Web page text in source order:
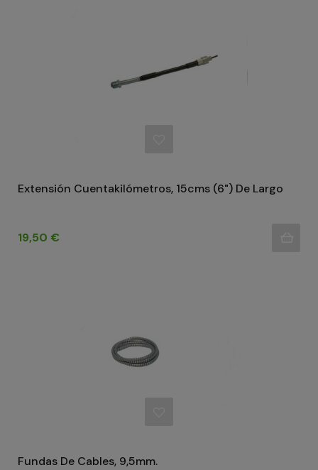
Extensión Cuentakilómetros, 15cms (6") De Largo
Precio
19,50 €
Fundas De Cables, 9,5mm.